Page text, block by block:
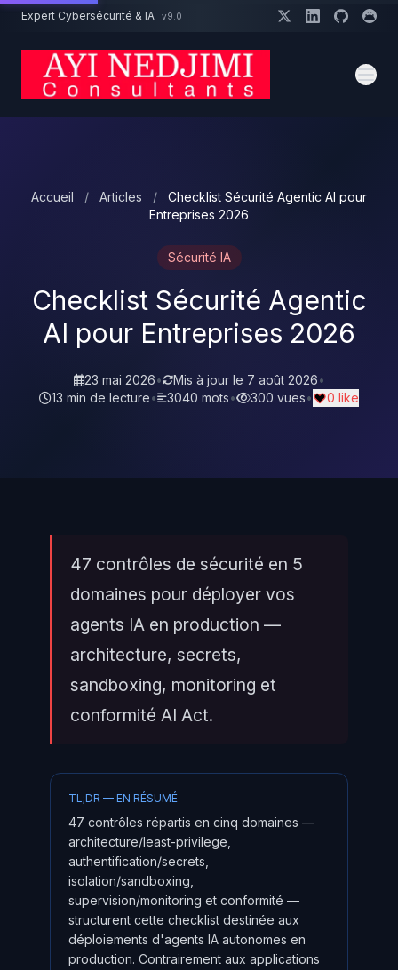
Aller au contenu principal
Expert Cybersécurité & IA v9.0
Accueil / Articles /
Checklist Sécurité Agentic AI pour
Entreprises 2026
Sécurité IA
Checklist Sécurité Agentic
AI pour Entreprises 2026
23 mai 2026• Mis à jour le 7 août 2026•
13 min de lecture• 3040 mots• 300 vues• 0 like
47 contrôles de sécurité en 5
domaines pour déployer vos
agents IA en production —
architecture, secrets,
sandboxing, monitoring et
conformité AI Act.
TL;DR — EN RÉSUMÉ
47 contrôles répartis en cinq domaines —
architecture/least-privilege,
authentification/secrets,
isolation/sandboxing,
supervision/monitoring et conformité —
structurent cette checklist destinée aux
déploiements d'agents IA autonomes en
production. Contrairement aux applications
Un projet cybersécurité ?